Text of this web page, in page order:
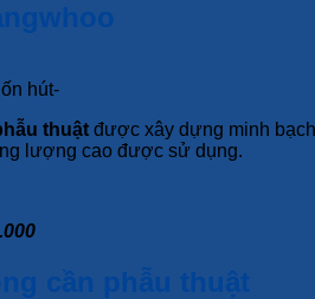
hút-
thuật được xây dựng minh
lượng cao được sử dụng.
cần phẫu thuật